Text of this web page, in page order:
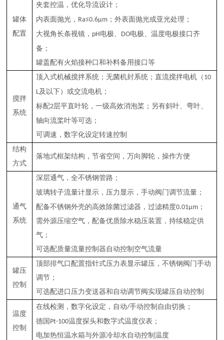
罐体
配置
夹套控温，优化导流设计；
内表面抛光， Ra≤0.6μm ；外表面抛光或亚光处理；
大视角长条视镜， pH电极、 DO电极、温度电极接口齐
备；
罐盖配有火焰接种口和补料备用接口等
搅拌
系统
顶入式机械搅拌系统；无菌机封系统；直流搅拌电机（ 10
L及以下）或交流电机；
标配2层平直叶轮，一级高效消泡桨；另有斜叶、弯叶、
轴向流桨叶等可选；
可调速，数字化设定转速控制
结构
方式
落地式框架结构，节省空间，万向脚轮，操作方便
通气
系统
深层通气，全不锈钢管路；
玻璃转子流量计显示，压力显示 ，手动阀门调节流量；
配备不锈钢外壳的高效除菌过滤器，过滤精度0.01μm ；
需外源压缩空气，配备优质除水稳压装置，持续稳定供
气；
可选配质量流量控制器自动控制空气流量
罐压
控制
顶部排气口配置指针式压力表显示罐压，不锈钢阀门手动
调节；
可选配进口压力变送器和自动调节阀实现罐压自动控制
温度
控制
在线检测，数字化设定，自动/手动控制自由切换；
德国 Pt-100温度探头和数字式温度仪表；
电加热恒温水箱与外源冷却水自动控制温度